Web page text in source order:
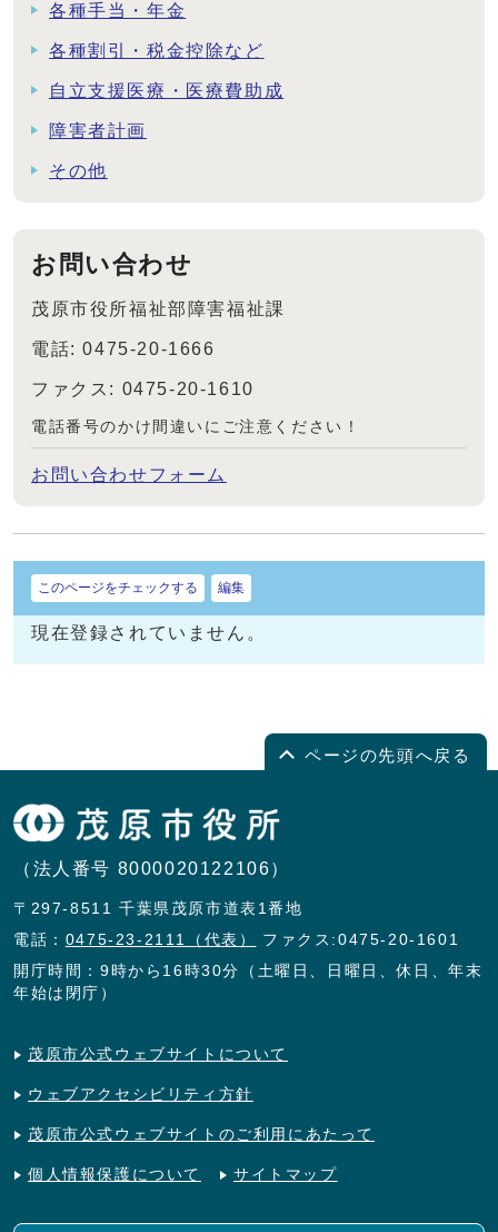
各種手当・年金
各種割引・税金控除など
自立支援医療・医療費助成
障害者計画
その他
お問い合わせ
茂原市役所福祉部障害福祉課
電話: 0475-20-1666
ファクス: 0475-20-1610
電話番号のかけ間違いにご注意ください！
お問い合わせフォーム
このページをチェックする 編集
現在登録されていません。
ページの先頭へ戻る
（法人番号 8000020122106）
〒297-8511 千葉県茂原市道表1番地
電話： 0475-23-2111（代表）
ファクス:0475-20-1601
開庁時間：9時から16時30分（土曜日、日曜日、休日、年末
年始は閉庁）
茂原市公式ウェブサイトについて
ウェブアクセシビリティ方針
茂原市公式ウェブサイトのご利用にあたって
個人情報保護について サイトマップ